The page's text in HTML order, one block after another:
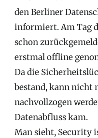
den Berliner
informiert. Am Tag
schon
erstmal offline
Da die
bestand, kann nicht
nachvollzogen
Datenabfluss kam.
Man sieht, Security